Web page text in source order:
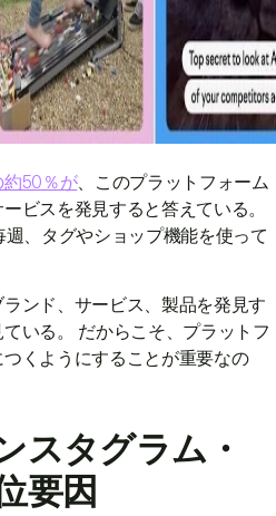
約50％が、このプラットフォーム
ビスを発見すると答えている。
週、タグやショップ機能を使って
ンド、サービス、製品を発見す
いる。 だからこそ、プラットフ
くようにすることが重要なの
スタグラム・
要因